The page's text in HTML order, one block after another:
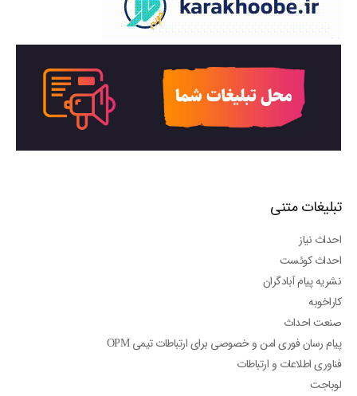
تبلیغات متنی
احداث نیاز
احداث کوئست
نشریه پیام آبادگران
کاراخوبه
صنعت احداث
پیام رسان فوری امن و خصوصی برای ارتباطات تیمی OPM
فناوری اطلاعات و ارتباطات
لوباجت